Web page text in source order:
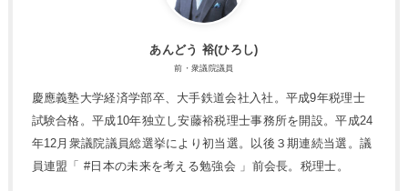
あんどう 裕(ひろし)
前・衆議院議員
慶應義塾大学経済学部卒、大手鉄道会社入社。平成9年税理士
試験合格。平成10年独立し安藤裕税理士事務所を開設。平成24
年12月衆議院議員総選挙により初当選。以後３期連続当選。議
員連盟「 #日本の未来を考える勉強会 」前会長。税理士。